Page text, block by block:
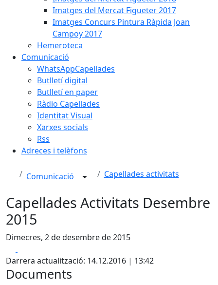
Imatges del Mercat Figueter 2017
Imatges Concurs Pintura Ràpida Joan
Campoy 2017
Hemeroteca
Comunicació
WhatsAppCapellades
Butlletí digital
Butlletí en paper
Ràdio Capellades
Identitat Visual
Xarxes socials
Rss
Adreces i telèfons
Comunicació Capellades activitats
Capellades Activitats Desembre
2015
Dimecres, 2 de desembre de 2015
Darrera actualització: 14.12.2016 | 13:42
Documents